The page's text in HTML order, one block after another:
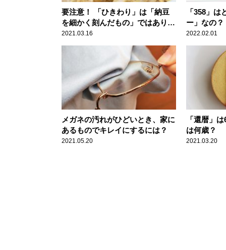
要注意！ 「ひきわり」は「納豆
を細かく刻んだもの」ではありま
せん
2021.03.16
「358」
ー」なの？
2022.02.01
メガネの汚れがひどいとき、家に
あるものでキレイにするには？
2021.05.20
「還暦」
は何歳？
2021.03.20